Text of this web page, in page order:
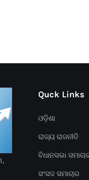
Quck Links
ଓଡ଼ିଶା
ରାଜ୍ୟ ରାଜନୀତି
ବିଧାନସଭା
ସଂସଦ ସମାଚାର